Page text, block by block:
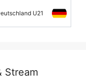
U21
Stream